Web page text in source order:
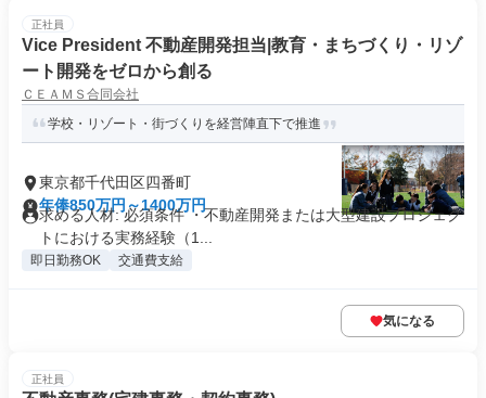
正社員
Vice President 不動産開発担当|教育・まちづくり・リゾ
ート開発をゼロから創る
ＣＥＡＭＳ合同会社
学校・リゾート・街づくりを経営陣直下で推進
東京都千代田区四番町
年俸850万円～1400万円
求める人材: 必須条件 ・不動産開発または大型建設プロジェク
トにおける実務経験（1...
即日勤務OK 交通費支給
気になる
正社員